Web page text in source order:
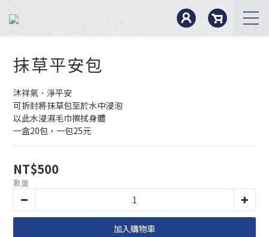
抹草平安包
沐祥氣．淨平安
可拆封將抹草包至於水中浸泡
以此水浸濕毛巾擦拭身體
一盒20包，一包25元
NT$500
數量
加入購物車